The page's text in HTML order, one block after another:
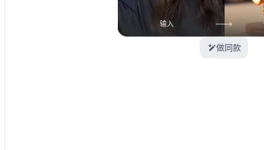
输入
做同款